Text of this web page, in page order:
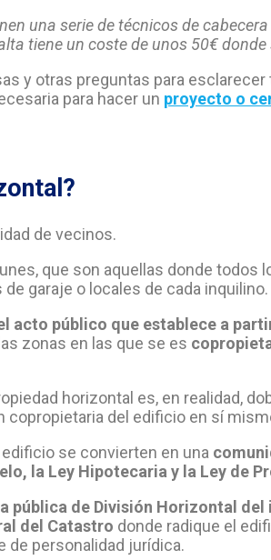
una serie de técnicos de
tiene un coste de unos 50€
y otras preguntas para
para hacer un proyecto o
de vecinos.
que son aquellas donde todos
garaje o locales de cada inquilino.
acto público que establece a
zonas en las que se es
horizontal es, en realidad,
copropietaria del edificio en sí
se convierten en una
la Ley Hipotecaria y la Ley de
pública de División Horizontal del
del Catastro donde radique el
de personalidad jurídica.